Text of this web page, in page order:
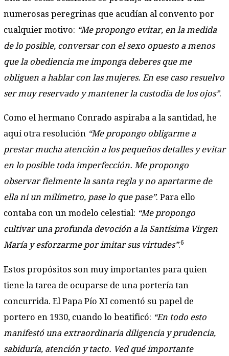
numerosas peregrinas que acudían al convento por
cualquier motivo: “Me propongo evitar, en la medida
de lo posible, conversar con el sexo opuesto a menos
que la obediencia me imponga deberes que me
obliguen a hablar con las mujeres. En ese caso resuelvo
ser muy reservado y mantener la custodia de los ojos”.
Como el hermano Conrado aspiraba a la santidad, he
aquí otra resolución “Me propongo obligarme a
prestar mucha atención a los pequeños detalles y evitar
en lo posible toda imperfección. Me propongo
observar fielmente la santa regla y no apartarme de
ella ni un milímetro, pase lo que pase”. Para ello
contaba con un modelo celestial: “Me propongo
cultivar una profunda devoción a la Santísima Virgen
María y esforzarme por imitar sus virtudes”.6
Estos propósitos son muy importantes para quien
tiene la tarea de ocuparse de una portería tan
concurrida. El Papa Pío XI comentó su papel de
portero en 1930, cuando lo beatificó: “En todo esto
manifestó una extraordinaria diligencia y prudencia,
sabiduría, atención y tacto. Ved qué importante